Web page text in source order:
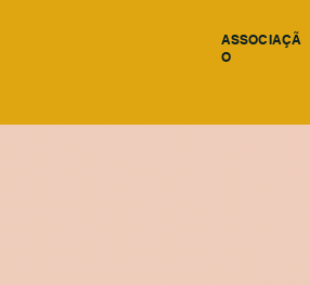
ASSOCIAÇÃ
O